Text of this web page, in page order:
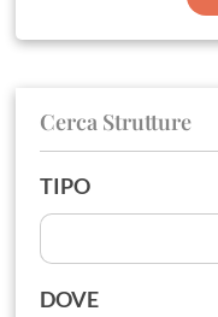
Cerca Strutture
TIPO
DOVE